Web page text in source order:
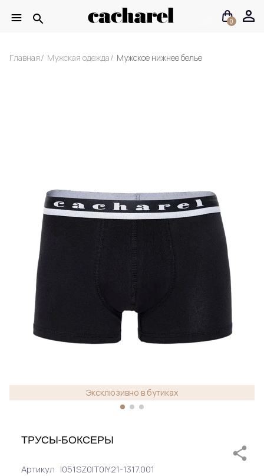
0
Главная Мужская одежда Мужское нижнее белье
Эксклюзивно в бутиках
ТРУСЫ-БОКСЕРЫ
Артикул I051SZ0IT0IY21-1317.001